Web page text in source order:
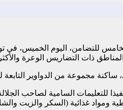
ذات التضاريس الوعرة
مجموعة من الدواوير
للتعليمات السامية لصاحب
ومواد غذائية (السكر والزيت